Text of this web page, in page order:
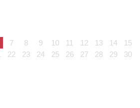
7 8 9 10 11 12 13 14
15
22 23 24 25 26 27 28 29
30